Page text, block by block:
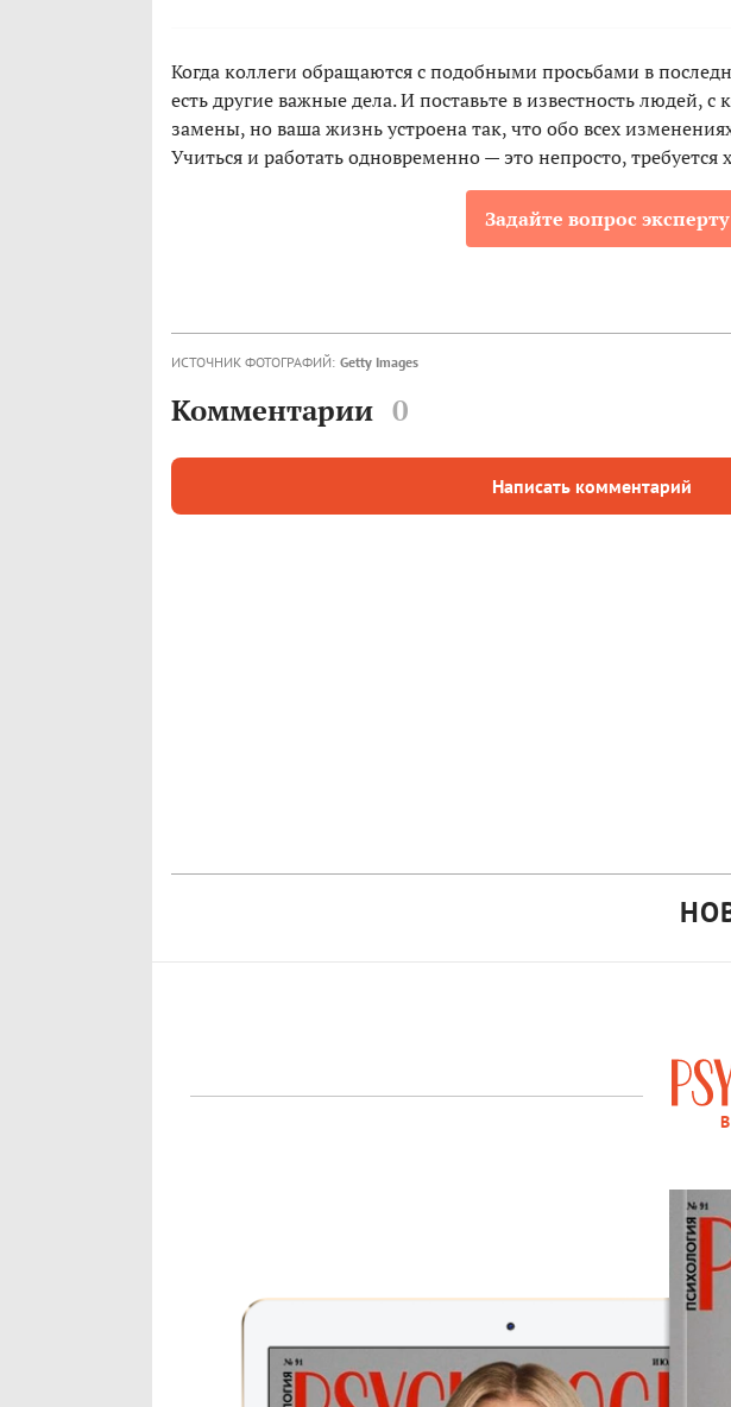
Когда коллеги обращаются с подобными просьбами в
есть другие важные дела. И поставьте в известность людей,
замены, но ваша жизнь устроена так, что обо всех
Учиться и работать одновременно — это непросто,
Задайте вопрос эксперту
ИСТОЧНИК ФОТОГРАФИЙ: Getty Images
Комментарии 0
Написать комментарий